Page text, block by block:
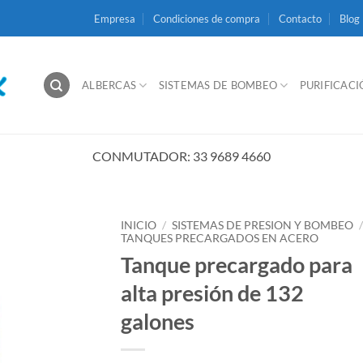
Empresa Condiciones de compra Contacto Blog
ALBERCAS SISTEMAS DE BOMBEO
CONMUTADOR: 33 9689 4660
INICIO / SISTEMAS DE PRESION Y BOMBEO /
TANQUES PRECARGADOS EN ACERO
Tanque precargado para
alta presión de 132
galones